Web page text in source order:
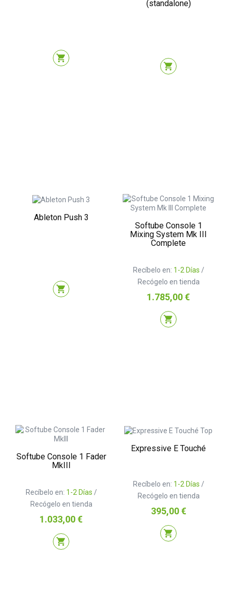
shopping_cart
(standalone)
shopping_cart
Ableton Push 3
shopping_cart
Softube Console 1
Mixing System Mk III
Complete
Recíbelo en: 1-2 Días /
Recógelo en tienda
Precio
1.785,00 €
shopping_cart
Softube Console 1 Fader
MkIII
Recíbelo en: 1-2 Días /
Recógelo en tienda
Precio
1.033,00 €
shopping_cart
Expressive E Touché
Recíbelo en: 1-2 Días /
Recógelo en tienda
Precio
395,00 €
shopping_cart